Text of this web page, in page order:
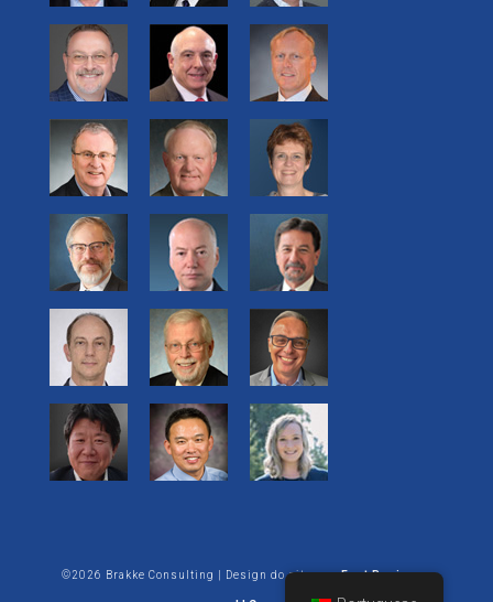
©2026 Brakke Consulting | Design do site por:Enet Business